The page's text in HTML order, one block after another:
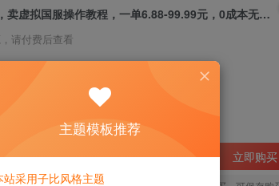
王者荣耀新玩法，卖虚拟国服操作教程，一单6.88-99.99元，0成本无限贩卖【揭秘】
请付费后查看
立即购买
主题模板推荐
站采用子比风格主题